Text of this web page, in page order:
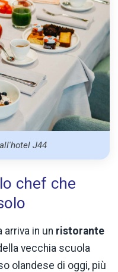
J44
chef che
in un ristorante
vecchia scuola
olandese di oggi, più